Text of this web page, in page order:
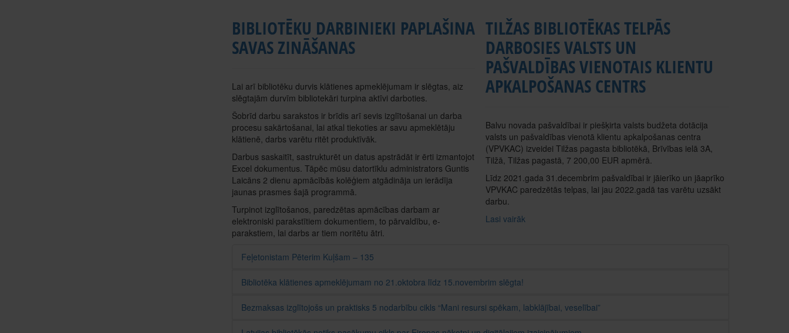
BIBLIOTĒKU DARBINIEKI PAPLAŠINA
SAVAS ZINĀŠANAS
Lai arī bibliotēku durvis klātienes apmeklējumam ir slēgtas, aiz
slēgtajām durvīm bibliotekāri turpina aktīvi darboties.
Šobrīd darbu sarakstos ir brīdis arī sevis izglītošanai un darba
procesu sakārtošanai, lai atkal tiekoties ar savu apmeklētāju
klātienē, darbs varētu ritēt produktīvāk.
Darbus saskaitīt, sastrukturēt un datus apstrādāt ir ērti izmantojot
Excel dokumentus. Tāpēc mūsu datortīklu administrators Guntis
Laicāns 2 dienu apmācībās kolēģiem atgādināja un ierādīja
jaunas prasmes šajā programmā.
Turpinot izglītošanos, paredzētas apmācības darbam ar
elektroniski parakstītiem dokumentiem, to pārvaldību, e-
parakstiem, lai darbs ar tiem noritētu ātri.
TILŽAS BIBLIOTĒKAS TELPĀS
DARBOSIES VALSTS UN
PAŠVALDĪBAS VIENOTAIS KLIENTU
APKALPOŠANAS CENTRS
Balvu novada pašvaldībai ir piešķirta valsts budžeta dotācija
valsts un pašvaldības vienotā klientu apkalpošanas centra
(VPVKAC) izveidei Tilžas pagasta bibliotēkā, Brīvības ielā 3A,
Tilžā, Tilžas pagastā, 7 200,00 EUR apmērā.
Līdz 2021.gada 31.decembrim pašvaldībai ir jāierīko un jāaprīko
VPVKAC paredzētās telpas, lai jau 2022.gadā tas varētu uzsākt
darbu.
Lasi vairāk
Feļetonistam Pēterim Kuļšam – 135
Bibliotēka klātienes apmeklējumam no 21.oktobra līdz 15.novembrim slēgta!
Bezmaksas izglītojošs un praktisks 5 nodarbību cikls “Mani resursi spēkam, labklājībai, veselībai”